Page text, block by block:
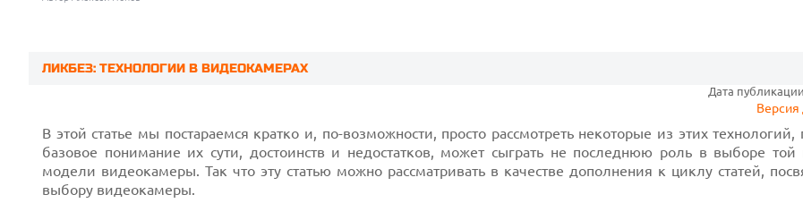
ЛИКБЕЗ: ТЕХНОЛОГИИ В ВИДЕОКАМЕРАХ
Дата
Версия
В этой статье мы постараемся кратко и, по-возможности, просто рассмотреть некоторые из этих технологий,
базовое понимание их сути, достоинств и недостатков, может сыграть не последнюю роль в выборе
модели видеокамеры. Так что эту статью можно рассматривать в качестве дополнения к циклу статей,
выбору видеокамеры.